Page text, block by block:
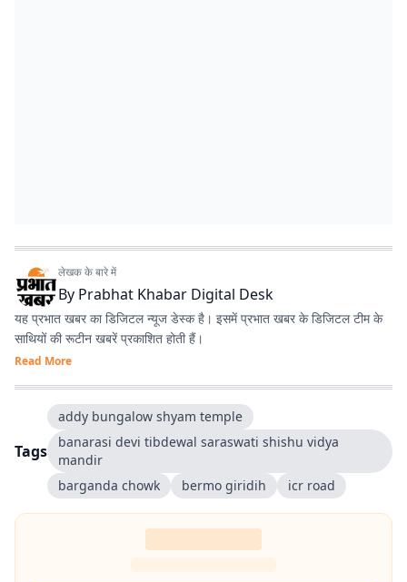
लेखक के बारे में
By Prabhat Khabar Digital Desk
यह प्रभात खबर का डिजिटल न्यूज डेस्क है। इसमें प्रभात खबर के डिजिटल टीम के
साथियों की रूटीन खबरें प्रकाशित होती हैं।
Read More
Tags
addy bungalow shyam temple
banarasi devi tibdewal saraswati shishu vidya
mandir
barganda chowk
bermo giridih icr road